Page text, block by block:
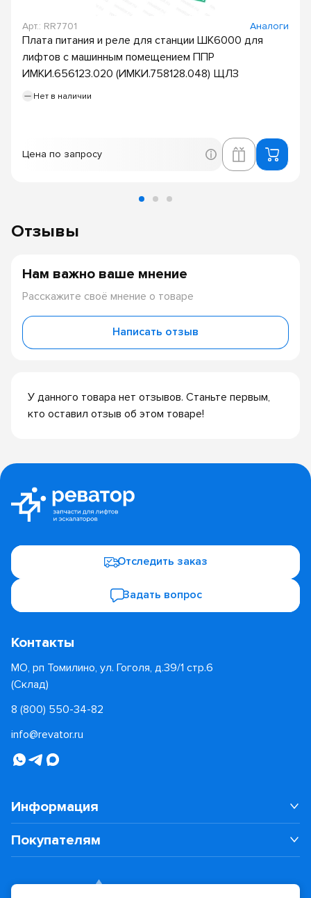
Арт.: RR7701 Аналоги
Плата питания и реле для станции ШК6000 для
лифтов с машинным помещением ППР
ИМКИ.656123.020 (ИМКИ.758128.048) ЩЛЗ
Нет в наличии
Цена по запросу
Отзывы
У данного товара нет отзывов. Станьте первым,
кто оставил отзыв об этом товаре!
Нам важно ваше мнение
Расскажите своё мнение о товаре
Написать отзыв
Отследить заказ
Задать вопрос
Контакты
МО, рп Томилино, ул. Гоголя, д.39/1 стр.6
(Склад)
8 (800) 550-34-82
info@revator.ru
Информация
Покупателям